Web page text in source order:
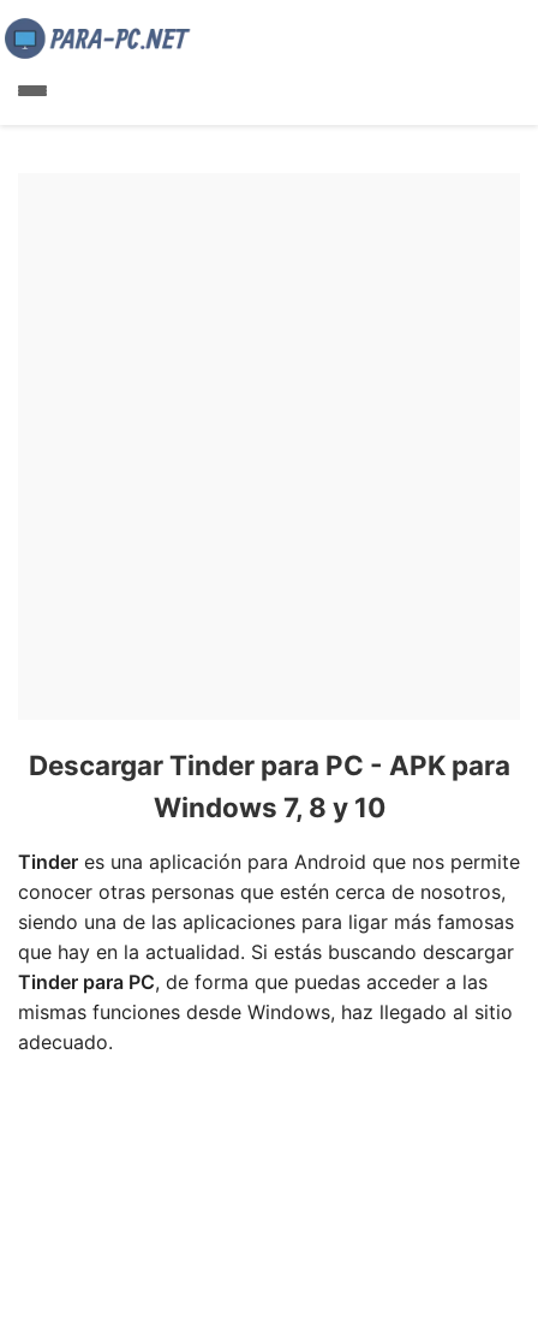
Descargar Tinder para PC - APK para
Windows 7, 8 y 10
Tinder es una aplicación para Android que nos permite
conocer otras personas que estén cerca de nosotros,
siendo una de las aplicaciones para ligar más famosas
que hay en la actualidad. Si estás buscando descargar
Tinder para PC, de forma que puedas acceder a las
mismas funciones desde Windows, haz llegado al sitio
adecuado.